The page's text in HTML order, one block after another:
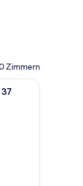
Aug.
Zimmern